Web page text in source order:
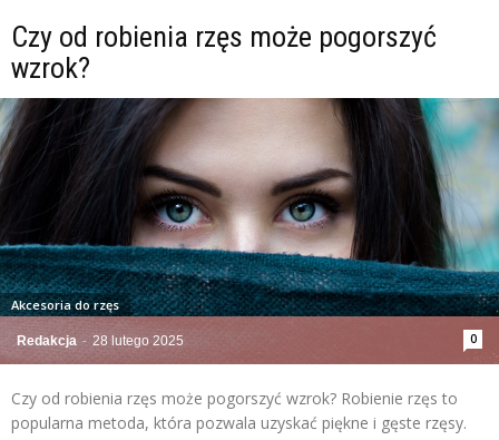
Czy od robienia rzęs może pogorszyć
wzrok?
Redakcja - 28 lutego 2025 0
Akcesoria do rzęs
Czy od robienia rzęs może pogorszyć wzrok? Robienie rzęs to
popularna metoda, która pozwala uzyskać piękne i gęste rzęsy.